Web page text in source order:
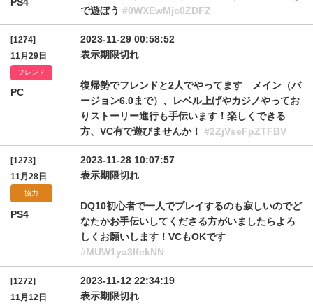
で遊ぼう #0WXEwMjc0ZDFZ
[1274]
11月29日
フレンド
PC
2023-11-29 00:58:52
表示期限切れ
復帰勢でフレンドと2人でやってます メイン（バ
ージョン6.0まで）、レベル上げやカジノやってお
りストーリー進行も手伝います！楽しくできる
方、VC有で遊びませんか！ #2ZjVseFpZTFBV
[1273]
11月28日
協力
PS4
2023-11-28 10:07:57
表示期限切れ
DQ10初心者で一人でプレイするのも寂しいのでど
なたかお手伝いしてくださる方がいましたらよろ
しくお願いします！VCもOKです
#MUW1ya3lfekNN
[1272]
11月12日
2023-11-12 22:34:19
表示期限切れ